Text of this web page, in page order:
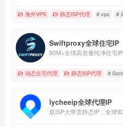
海外VPS 静态ISP代理 # vps #
Swiftproxy全球住宅IP
90M+全球高质量纯净住宅
动态住宅代理 静态ISP代理 #
lycheeip全球代理IP
双ISP大带宽静态IP，全球